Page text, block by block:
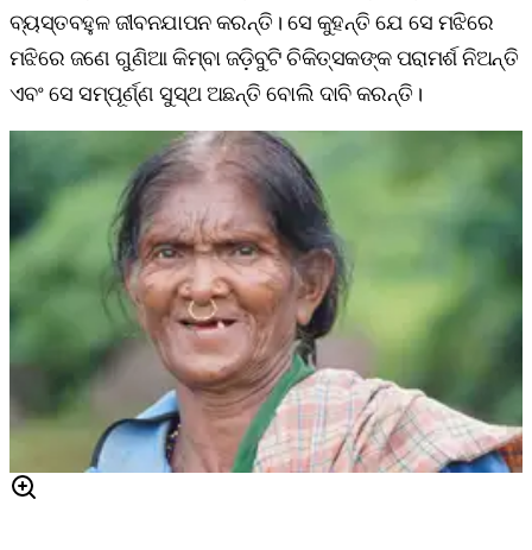
ବ୍ୟସ୍ତବହୁଳ ଜୀବନଯାପନ କରନ୍ତି। ସେ କୁହନ୍ତି ଯେ ସେ ମଝିରେ
ମଝିରେ ଜଣେ ଗୁଣିଆ କିମ୍ବା ଜଡ଼ିବୁଟି ଚିକିତ୍ସକଙ୍କ ପରାମର୍ଶ ନିଅନ୍ତି
ଏବଂ ସେ ସମ୍ପୂର୍ଣ୍ଣ ସୁସ୍ଥ ଅଛନ୍ତି ବୋଲି ଦାବି କରନ୍ତି।